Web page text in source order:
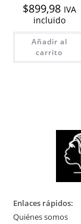
$899,98 IVA
incluido
Añadir al
carrito
Enlaces rápidos:
Quiénes somos